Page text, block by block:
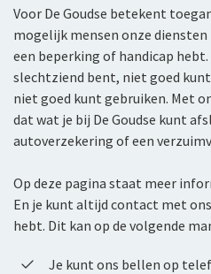
Inventaris/
Bestelautoverzekering
Zakelijke
Bekijk alle zakelijke
Voor je personeel
Verzuimverzekering
ZW-eigenrisicoverzekering
Zakelijke dienstverlening
Andere branches
Vind een adviseur bij jou in de
Gratis persoonlijk advies voor
Advies op maat
Met een onafhankelijke
jou
Voor expats
Contactformulier
Klachtenregeling
Over De Goudse
Wie wij zijn
Onze organisatie
Onze cijfers
Ons beleid
Tevreden klanten
Duurzaam ondernemen
Samenwerking met adviseurs
Voor De Goudse betekent
mogelijk mensen onze diensten
een beperking of handicap
slechtziend bent, niet goed
niet goed kunt gebruiken. Met
dat wat je bij De Goudse kunt
autoverzekering of een
Op deze pagina staat meer
En je kunt altijd contact met
hebt. Dit kan op de volgende
Je kunt ons bellen op